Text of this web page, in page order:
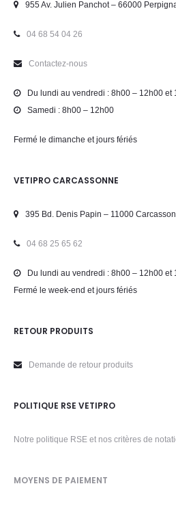
955 Av. Julien Panchot – 66000
04 68 54 04 26
Contactez-nous
Du lundi au vendredi : 8h00 – 12h00 et
Samedi : 8h00 – 12h00
Fermé le dimanche et jours fériés
VETIPRO CARCASSONNE
395 Bd. Denis Papin – 11000
04 68 25 65 62
Du lundi au vendredi : 8h00 – 12h00 et
Fermé le week-end et jours fériés
RETOUR PRODUITS
Demande de retour produits
POLITIQUE RSE VETIPRO
Notre politique RSE et nos critères de
MOYENS DE PAIEMENT